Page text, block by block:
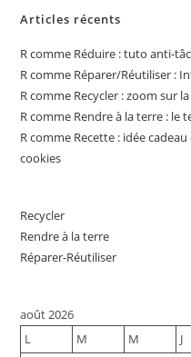
Articles récents
R comme Réduire : tuto anti-
R comme Réparer/Réutiliser :
R comme Recycler : zoom sur
R comme Rendre à la terre : le
R comme Recette : idée
cookies
Recycler
Rendre à la terre
Réparer-Réutiliser
août 2026
L
M M J